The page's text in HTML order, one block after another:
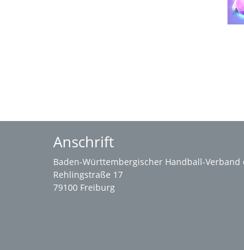
Anschrift
Baden-Württembergischer Handball-Verband
Rehlingstraße 17
79100 Freiburg